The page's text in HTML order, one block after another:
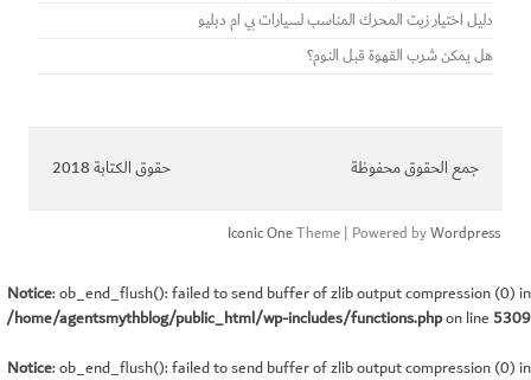
دليل اختيار زيت المحرك المناسب لسيارات بي ام دبليو
هل يمكن شرب القهوة قبل النوم؟
حقوق الكتابة 2018 جمع الحقوق محفوظة
Iconic OneTheme | Powered byWordpress
Notice: ob_end_flush(): failed to send buffer of zlib output compression (0) in
/home/agentsmythblog/public_html/wp-includes/functions.phpon line 5309
Notice: ob_end_flush(): failed to send buffer of zlib output compression (0) in